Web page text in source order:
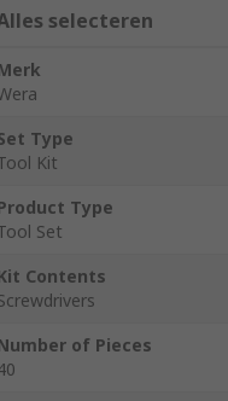
selecteren
Type
Kit
Type
Set
Contents
of Pieces